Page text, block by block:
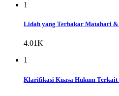
1
Lidah yang Terbakar Matahari &
4.01K
1
Klarifikasi Kuasa Hukum Terkait